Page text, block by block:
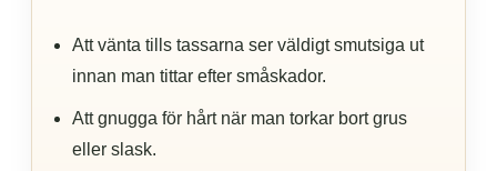
Att vänta tills tassarna ser väldigt smutsiga ut
innan man tittar efter småskador.
Att gnugga för hårt när man torkar bort grus
eller slask.